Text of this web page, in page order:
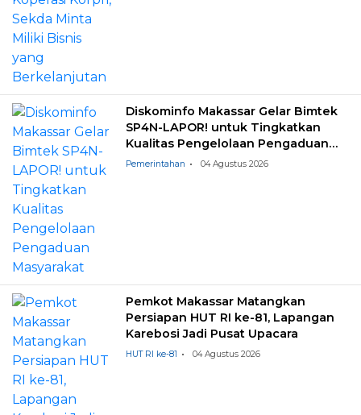
Diskominfo Makassar Gelar Bimtek
SP4N-LAPOR! untuk Tingkatkan
Kualitas Pengelolaan Pengaduan
Masyarakat
Pemerintahan 04 Agustus 2026
Pemkot Makassar Matangkan
Persiapan HUT RI ke-81, Lapangan
Karebosi Jadi Pusat Upacara
HUT RI ke-81 04 Agustus 2026